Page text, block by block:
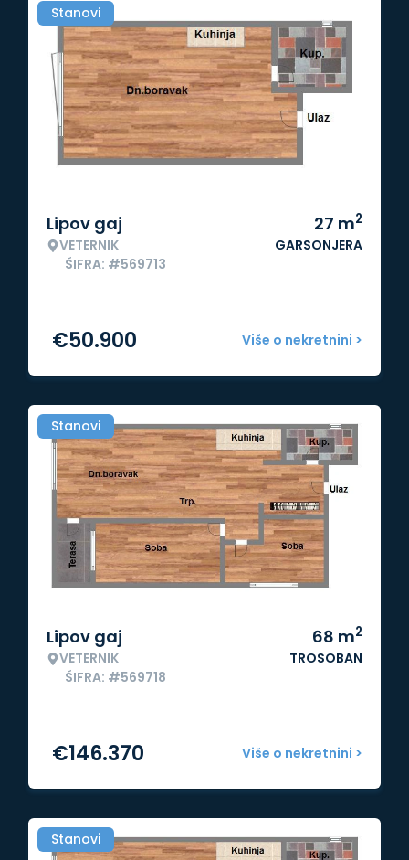
Stanovi
Lipov gaj
VETERNIK
ŠIFRA: #569713
27 m2
GARSONJERA
Više o nekretnini >
€50.900
Stanovi
Lipov gaj
VETERNIK
ŠIFRA: #569718
68 m2
TROSOBAN
Više o nekretnini >
€146.370
Stanovi